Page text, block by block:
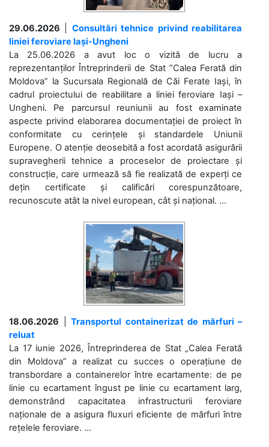
29.06.2026
Consultări tehnice privind reabilitarea
liniei feroviare Iași-Ungheni
La 25.06.2026 a avut loc o vizită de lucru a
reprezentanților Întreprinderii de Stat ”Calea Ferată din
Moldova” la Sucursala Regională de Căi Ferate Iași, în
cadrul proiectului de reabilitare a liniei feroviare Iași –
Ungheni. Pe parcursul reuniunii au fost examinate
aspecte privind elaborarea documentației de proiect în
conformitate cu cerințele și standardele Uniunii
Europene. O atenție deosebită a fost acordată asigurării
supravegherii tehnice a proceselor de proiectare și
construcție, care urmează să fie realizată de experți ce
dețin certificate și calificări corespunzătoare,
recunoscute atât la nivel european, cât și național. ...
18.06.2026
Transportul containerizat de mărfuri –
reluat
La 17 iunie 2026, Întreprinderea de Stat „Calea Ferată
din Moldova” a realizat cu succes o operațiune de
transbordare a containerelor între ecartamente: de pe
linie cu ecartament îngust pe linie cu ecartament larg,
demonstrând capacitatea infrastructurii feroviare
naționale de a asigura fluxuri eficiente de mărfuri între
rețelele feroviare. ...